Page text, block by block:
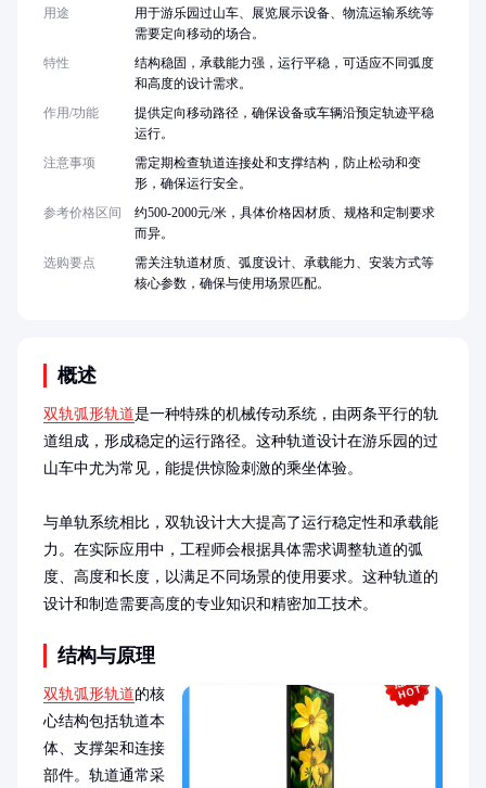
概述
双轨弧形轨道是一种特殊的机械传动系统，由两条平行的轨
道组成，形成稳定的运行路径。这种轨道设计在游乐园的过
山车中尤为常见，能提供惊险刺激的乘坐体验。
与单轨系统相比，双轨设计大大提高了运行稳定性和承载能
力。在实际应用中，工程师会根据具体需求调整轨道的弧
度、高度和长度，以满足不同场景的使用要求。这种轨道的
设计和制造需要高度的专业知识和精密加工技术。
结构与原理
双轨弧形轨道的核
心结构包括轨道本
体、支撑架和连接
部件。轨道通常采
用途
用于游乐园过山车、展览展示设备、物流运输系统等
需要定向移动的场合。
特性
结构稳固，承载能力强，运行平稳，可适应不同弧度
和高度的设计需求。
作用/功能
提供定向移动路径，确保设备或车辆沿预定轨迹平稳
运行。
注意事项
需定期检查轨道连接处和支撑结构，防止松动和变
形，确保运行安全。
参考价格区间
约500-2000元/米，具体价格因材质、规格和定制要求
而异。
选购要点
需关注轨道材质、弧度设计、承载能力、安装方式等
核心参数，确保与使用场景匹配。